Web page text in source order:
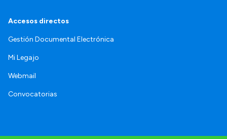
Accesos directos
Gestión Documental Electrónica
Mi Legajo
Webmail
Convocatorias